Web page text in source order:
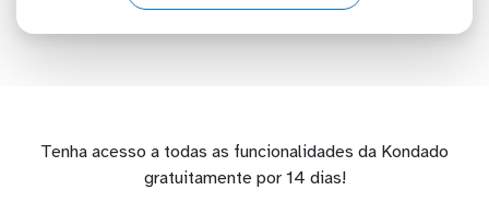
Tenha acesso a todas as funcionalidades da Kondado
gratuitamente por 14 dias!